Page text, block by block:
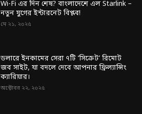
Wi-Fi এর দিন শেষ? বাংলাদেশে এল Starlink –
নতুন যুগের ইন্টারনেট বিপ্লব!
মে ২১, ২০২৫
ডলারে ইনকামের সেরা ৭টি ‘সিক্রেট’ রিমোট
জব সাইট, যা বদলে দেবে আপনার ফ্রিল্যান্সিং
ক্যারিয়ার।
অক্টোবর ২২, ২০২৫